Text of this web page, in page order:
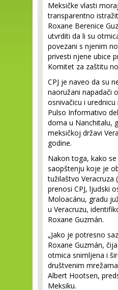
Meksičke vlasti
transparentno
Roxane Berenice
utvrditi da li su
povezani s njenim
privesti njene ubice
Komitet za zaštitu
CPJ je naveo da su
naoružani napadači
osnivačicu i urednicu
Pulso Informativo
doma u Nanchitalu,
meksičkoj državi
godine.
Nakon toga, kako
saopštenju koje je
tužilaštvo Veracruza
prenosi CPJ, ljudski
Moloacánu, gradu
u Veracruzu,
Roxane Guzmán.
„Jako je potresno
Roxane Guzmán,
otmica snimljena i
društvenim
Albert Hootsen,
Meksiku.